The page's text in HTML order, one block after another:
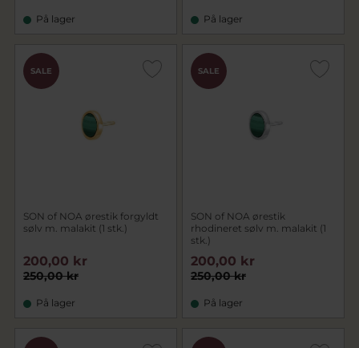
På lager På lager
SALE
SON of NOA ørestik forgyldt
sølv m. malakit (1 stk.)
250,00 kr
200,00 kr
På lager
SALE
SON of NOA ørestik
rhodineret sølv m. malakit (1
stk.)
250,00 kr
200,00 kr
På lager